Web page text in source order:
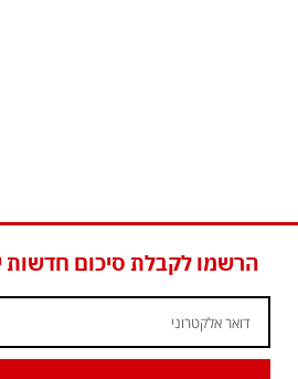
הרשמו לקבלת סיכום חדשות